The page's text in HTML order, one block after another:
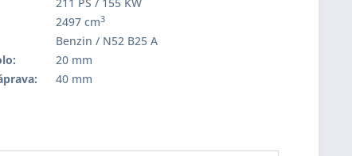
2497 cm3
Benzin / N52 B25 A
20 mm
40 mm